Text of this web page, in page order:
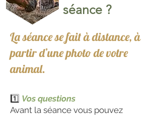
séance ?
La séance se fait à distance, à
partir d’une photo de votre
animal.
1️⃣ Vos questions
Avant la séance vous pouvez